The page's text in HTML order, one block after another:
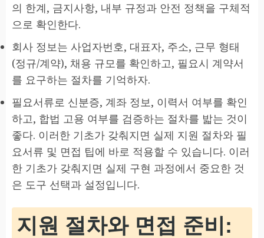
의 한계, 금지사항, 내부 규정과 안전 정책을 구체적
으로 확인한다.
회사 정보는 사업자번호, 대표자, 주소, 근무 형태
(정규/계약), 채용 규모를 확인하고, 필요시 계약서
를 요구하는 절차를 기억하자.
필요서류로 신분증, 계좌 정보, 이력서 여부를 확인
하고, 합법 고용 여부를 검증하는 절차를 밟는 것이
좋다. 이러한 기초가 갖춰지면 실제 지원 절차와 필
요서류 및 면접 팁에 바로 적용할 수 있습니다. 이러
한 기초가 갖춰지면 실제 구현 과정에서 중요한 것
은 도구 선택과 설정입니다.
지원 절차와 면접 준비: